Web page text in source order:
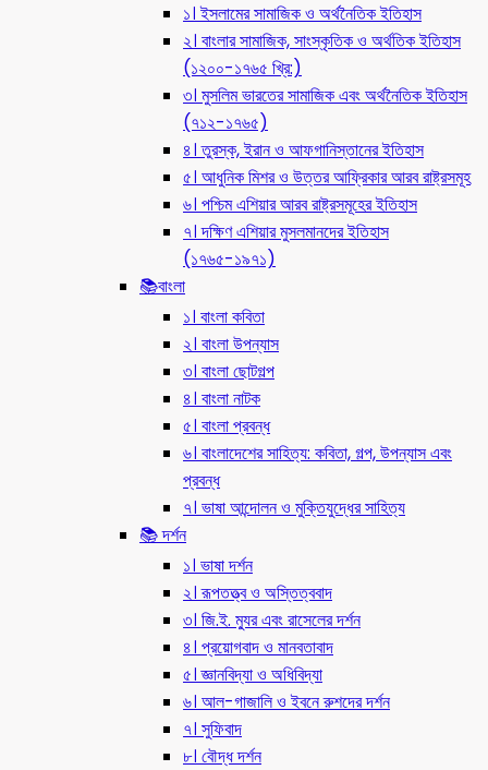
১। ইসলামের সামাজিক ও অর্থনৈতিক ইতিহাস
২। বাংলার সামাজিক, সাংস্কৃতিক ও অর্থতিক ইতিহাস
(১২০০-১৭৬৫ খ্রি:)
৩। মুসলিম ভারতের সামাজিক এবং অর্থনৈতিক ইতিহাস
(৭১২-১৭৬৫)
৪। তুরস্ক, ইরান ও আফগানিস্তানের ইতিহাস
৫। আধুনিক মিশর ও উত্তর আফ্রিকার আরব রাষ্ট্রসমূহ
৬। পশ্চিম এশিয়ার আরব রাষ্ট্রসমূহের ইতিহাস
৭। দক্ষিণ এশিয়ার মুসলমানদের ইতিহাস
(১৭৬৫-১৯৭১)
📚বাংলা
১। বাংলা কবিতা
২। বাংলা উপন্যাস
৩। বাংলা ছোটগল্প
৪। বাংলা নাটক
৫। বাংলা প্রবন্ধ
৬। বাংলাদেশের সাহিত্য: কবিতা, গল্প, উপন্যাস এবং
প্রবন্ধ
৭। ভাষা আন্দোলন ও মুক্তিযুদ্ধের সাহিত্য
📚 দর্শন
১। ভাষা দর্শন
২। রূপতত্ত্ব ও অস্তিত্ববাদ
৩। জি.ই. ম্যুর এবং রাসেলের দর্শন
৪। প্রয়োগবাদ ও মানবতাবাদ
৫। জ্ঞানবিদ্যা ও অধিবিদ্যা
৬। আল-গাজালি ও ইবনে রুশদের দর্শন
৭। সুফিবাদ
৮। বৌদ্ধ দর্শন